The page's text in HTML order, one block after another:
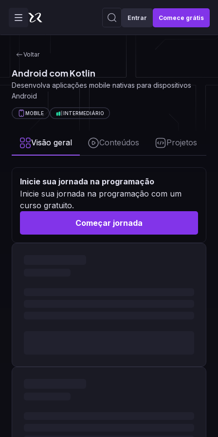
Entrar Comece grátis
Voltar
Android com Kotlin
Desenvolva aplicações mobile nativas para dispositivos
Android
MOBILE INTERMEDIÁRIO
Visão geral Conteúdos Projetos
Inicie sua jornada na programação
Inicie sua jornada na programação com um
curso gratuito.
Começar jornada